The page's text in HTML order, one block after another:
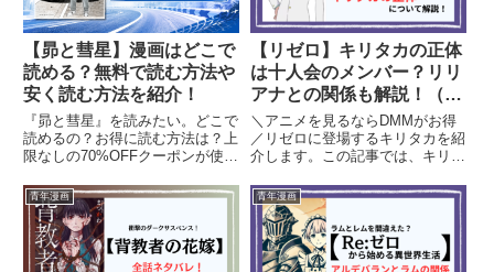
【昴と彗星】漫画はどこで
読める？無料で読む方法や
安く読む方法を紹介！
『昴と彗星』を読みたい。どこで
読めるの？お得に読む方法は？上
限なしの70%OFFクーポンが使え
『頭文字D』『MFゴースト』に
続く、しげの秀一先生の最新作
『昴と彗星』を今すぐお得に読む
なら、ブックライブがおすすめ...
【リゼロ】キリタカの正体
は十人会のメンバー？リリ
アナとの関係も解説！（ネ
タバレ）
＼アニメを見るならDMMがお得
／リゼロに登場するキリタカを紹
介します。この記事では、キリタ
アナに抱く強い恋慕、そしてキリ
タカの正体を詳しく解説します。
また、水門都市プリステラにおけ
る彼の役割や大罪司教との戦い
も...
青年漫画 青年漫画